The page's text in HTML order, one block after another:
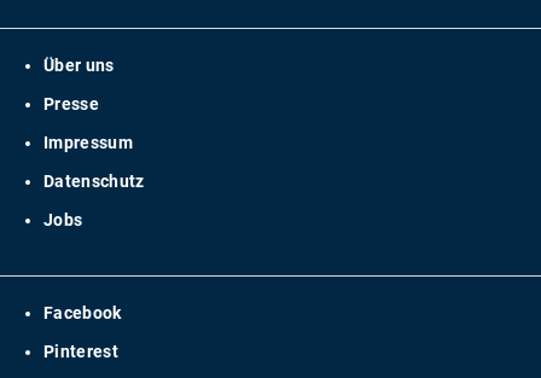
Über uns
Presse
Impressum
Datenschutz
Jobs
Facebook
Pinterest